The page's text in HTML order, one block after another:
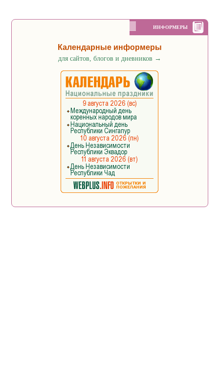
ИНФОРМЕРЫ
Календарные информеры
для сайтов, блогов и дневников →